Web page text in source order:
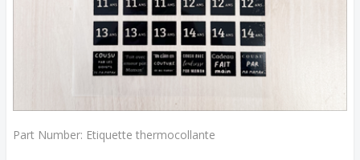
Part Number: Etiquette thermocollante